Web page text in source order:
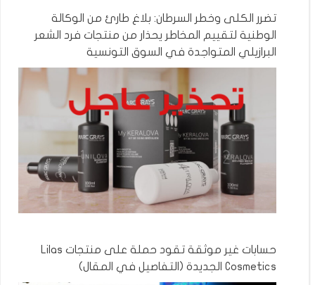
تضرر الكلى وخطر السرطان: بلاغ طارئ من الوكالة
الوطنية لتقييم المخاطر يحذار من منتجات فرد الشعر
البرازيلي المتواجدة في السوق التونسية
حسابات غير موثقة تقود حملة على منتجات Lilas
Cosmetics الجديدة (التفاصيل في المقال)